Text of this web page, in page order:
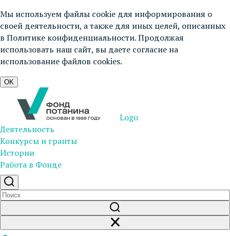
Мы используем файлы cookie для информирования о
своей деятельности, а также для иных целей, описанных
в Политике конфиденциальности. Продолжая
использовать наш сайт, вы даете согласие на
использование файлов cookies.
OK
Logo
Деятельность
Конкурсы и гранты
Истории
Работа в Фонде